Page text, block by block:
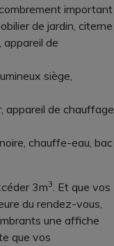
important
de jardin, citerne
appareil de
siège,
appareil de chauffage
chauffe-eau, bac
3m3. Et que vos
du rendez-vous,
une affiche
que vos